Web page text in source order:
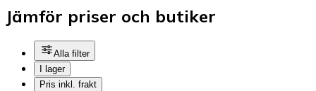
Jämför priser och butiker
Alla filter
I lager
Pris inkl. frakt